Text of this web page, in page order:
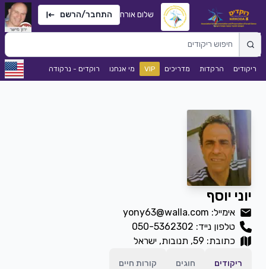
שלום אורח התחבר/הרשם
ריקודים הרקדות מדריכים VIP מי אנחנו רוקדים - נרקודה
יוני יוסף
אימייל: yony63@walla.com
טלפון נייד: 050-5362302
כתובת: 59, תנובות, ישראל
ריקודים חוגים קורות חיים